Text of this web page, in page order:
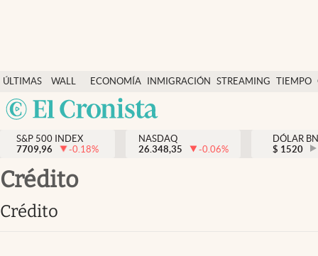
ÚLTIMAS
NOTICIAS
WALL
STREET
Y
DÓLAR
ECONOMÍA INMIGRACIÓN STREAMING TIEMPO
México
Finanzas y economía
Wall Street y dólar
Inmigración
Tiempo
Ciencia y salud
S&P 500 INDEX
7709,96
-0.18%
NASDAQ
26.348,35
-0.06%
DÓLAR
$ 1520
Crédito
Crédito